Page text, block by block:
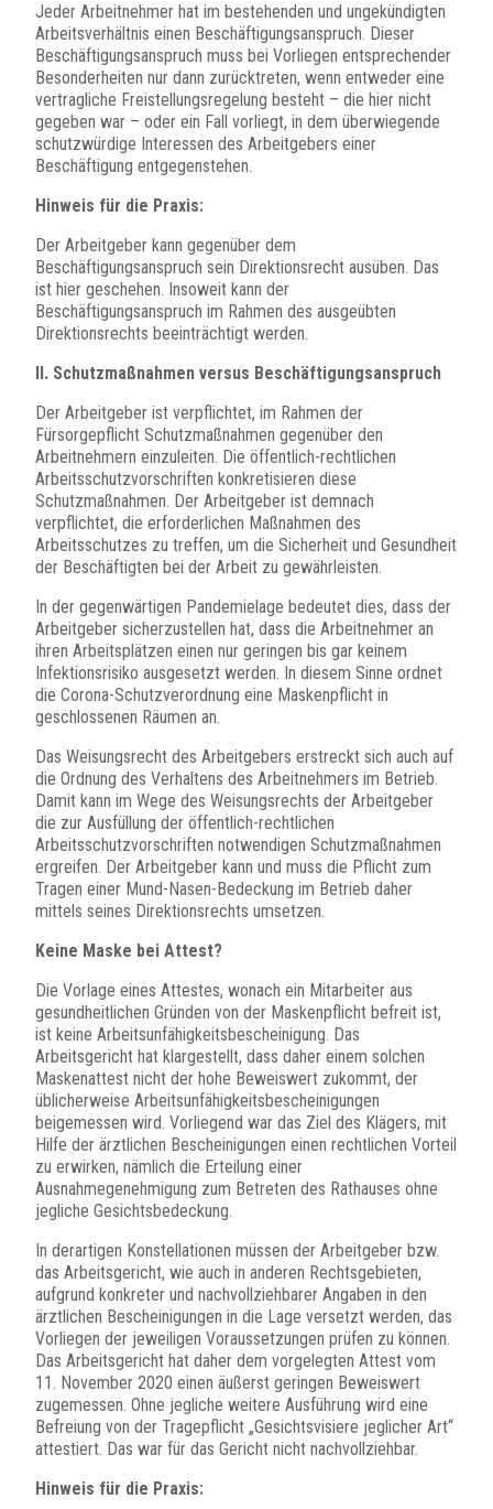
Jeder Arbeitnehmer hat im bestehenden und ungekündigten
Arbeitsverhältnis einen Beschäftigungsanspruch. Dieser
Beschäftigungsanspruch muss bei Vorliegen entsprechender
Besonderheiten nur dann zurücktreten, wenn entweder eine
vertragliche Freistellungsregelung besteht – die hier nicht
gegeben war – oder ein Fall vorliegt, in dem überwiegende
schutzwürdige Interessen des Arbeitgebers einer
Beschäftigung entgegenstehen.
Hinweis für die Praxis:
Der Arbeitgeber kann gegenüber dem
Beschäftigungsanspruch sein Direktionsrecht ausüben. Das
ist hier geschehen. Insoweit kann der
Beschäftigungsanspruch im Rahmen des ausgeübten
Direktionsrechts beeinträchtigt werden.
II. Schutzmaßnahmen versus Beschäftigungsanspruch
Der Arbeitgeber ist verpflichtet, im Rahmen der
Fürsorgepflicht Schutzmaßnahmen gegenüber den
Arbeitnehmern einzuleiten. Die öffentlich-rechtlichen
Arbeitsschutzvorschriften konkretisieren diese
Schutzmaßnahmen. Der Arbeitgeber ist demnach
verpflichtet, die erforderlichen Maßnahmen des
Arbeitsschutzes zu treffen, um die Sicherheit und Gesundheit
der Beschäftigten bei der Arbeit zu gewährleisten.
In der gegenwärtigen Pandemielage bedeutet dies, dass der
Arbeitgeber sicherzustellen hat, dass die Arbeitnehmer an
ihren Arbeitsplätzen einen nur geringen bis gar keinem
Infektionsrisiko ausgesetzt werden. In diesem Sinne ordnet
die Corona-Schutzverordnung eine Maskenpflicht in
geschlossenen Räumen an.
Das Weisungsrecht des Arbeitgebers erstreckt sich auch auf
die Ordnung des Verhaltens des Arbeitnehmers im Betrieb.
Damit kann im Wege des Weisungsrechts der Arbeitgeber
die zur Ausfüllung der öffentlich-rechtlichen
Arbeitsschutzvorschriften notwendigen Schutzmaßnahmen
ergreifen. Der Arbeitgeber kann und muss die Pflicht zum
Tragen einer Mund-Nasen-Bedeckung im Betrieb daher
mittels seines Direktionsrechts umsetzen.
Keine Maske bei Attest?
Die Vorlage eines Attestes, wonach ein Mitarbeiter aus
gesundheitlichen Gründen von der Maskenpflicht befreit ist,
ist keine Arbeitsunfähigkeitsbescheinigung. Das
Arbeitsgericht hat klargestellt, dass daher einem solchen
Maskenattest nicht der hohe Beweiswert zukommt, der
üblicherweise Arbeitsunfähigkeitsbescheinigungen
beigemessen wird. Vorliegend war das Ziel des Klägers, mit
Hilfe der ärztlichen Bescheinigungen einen rechtlichen Vorteil
zu erwirken, nämlich die Erteilung einer
Ausnahmegenehmigung zum Betreten des Rathauses ohne
jegliche Gesichtsbedeckung.
In derartigen Konstellationen müssen der Arbeitgeber bzw.
das Arbeitsgericht, wie auch in anderen Rechtsgebieten,
aufgrund konkreter und nachvollziehbarer Angaben in den
ärztlichen Bescheinigungen in die Lage versetzt werden, das
Vorliegen der jeweiligen Voraussetzungen prüfen zu können.
Das Arbeitsgericht hat daher dem vorgelegten Attest vom
11. November 2020 einen äußerst geringen Beweiswert
zugemessen. Ohne jegliche weitere Ausführung wird eine
Befreiung von der Tragepflicht „Gesichtsvisiere jeglicher Art“
attestiert. Das war für das Gericht nicht nachvollziehbar.
Hinweis für die Praxis: